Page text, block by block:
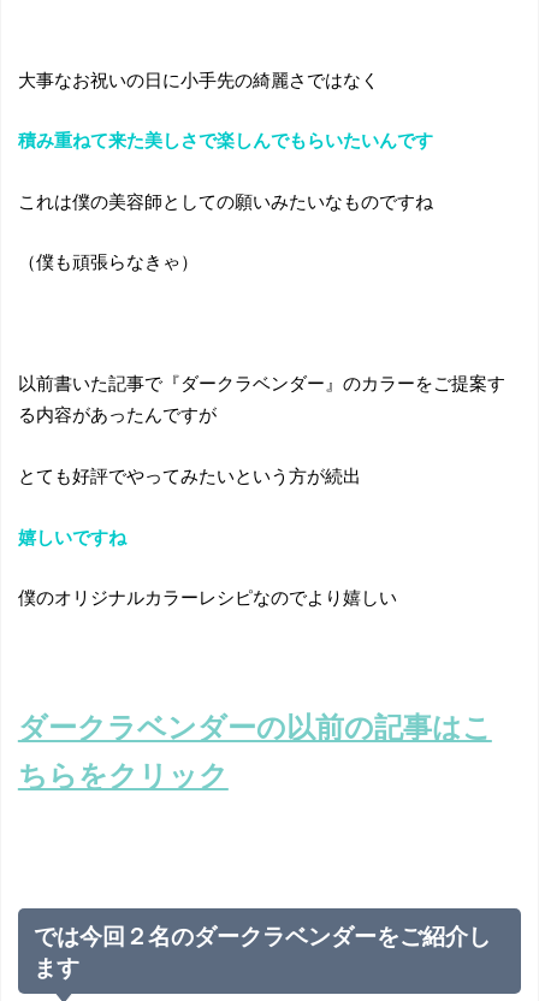
大事なお祝いの日に小手先の綺麗さではなく
積み重ねて来た美しさで楽しんでもらいたいんです
これは僕の美容師としての願いみたいなものですね
（僕も頑張らなきゃ）
以前書いた記事で『ダークラベンダー』のカラーをご提案す
る内容があったんですが
とても好評でやってみたいという方が続出
嬉しいですね
僕のオリジナルカラーレシピなのでより嬉しい
ダークラベンダーの以前の記事はこ
ちらをクリック
では今回２名のダークラベンダーをご紹介し
ます